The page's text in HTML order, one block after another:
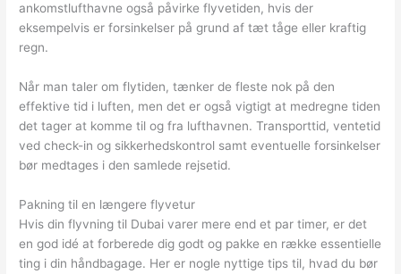
ankomstlufthavne også påvirke flyvetiden, hvis der
eksempelvis er forsinkelser på grund af tæt tåge eller kraftig
regn.
Når man taler om flytiden, tænker de fleste nok på den
effektive tid i luften, men det er også vigtigt at medregne tiden
det tager at komme til og fra lufthavnen. Transporttid, ventetid
ved check-in og sikkerhedskontrol samt eventuelle forsinkelser
bør medtages i den samlede rejsetid.
Pakning til en længere flyvetur
Hvis din flyvning til Dubai varer mere end et par timer, er det
en god idé at forberede dig godt og pakke en række essentielle
ting i din håndbagage. Her er nogle nyttige tips til, hvad du bør